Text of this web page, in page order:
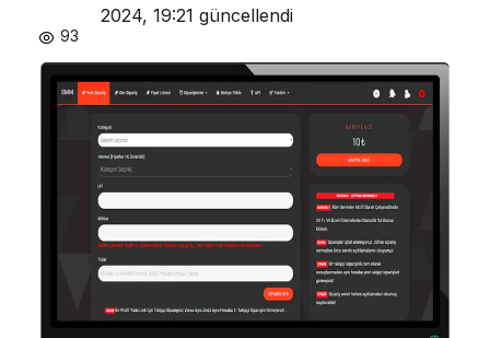
2024, 19:21 güncellendi
93